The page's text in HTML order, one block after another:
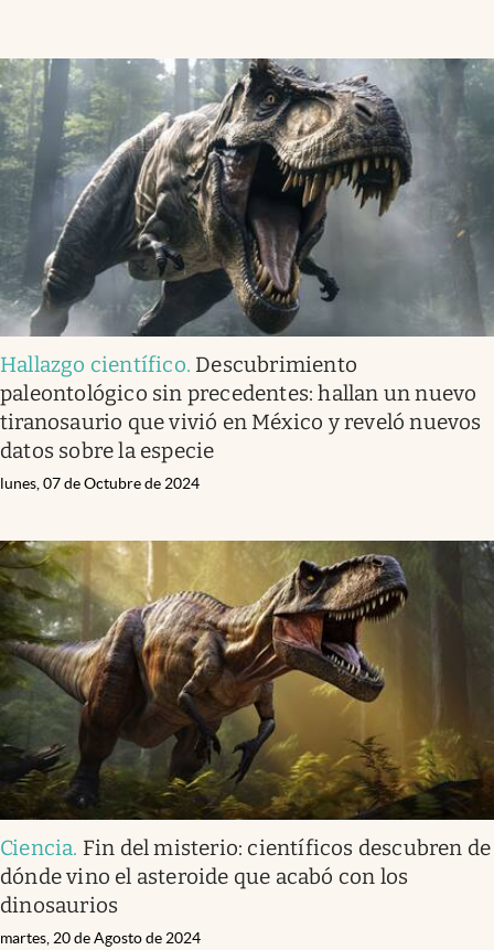
Hallazgo científico. Descubrimiento
paleontológico sin precedentes: hallan un nuevo
tiranosaurio que vivió en México y reveló nuevos
datos sobre la especie
lunes, 07 de Octubre de 2024
Ciencia. Fin del misterio: científicos descubren de
dónde vino el asteroide que acabó con los
dinosaurios
martes, 20 de Agosto de 2024